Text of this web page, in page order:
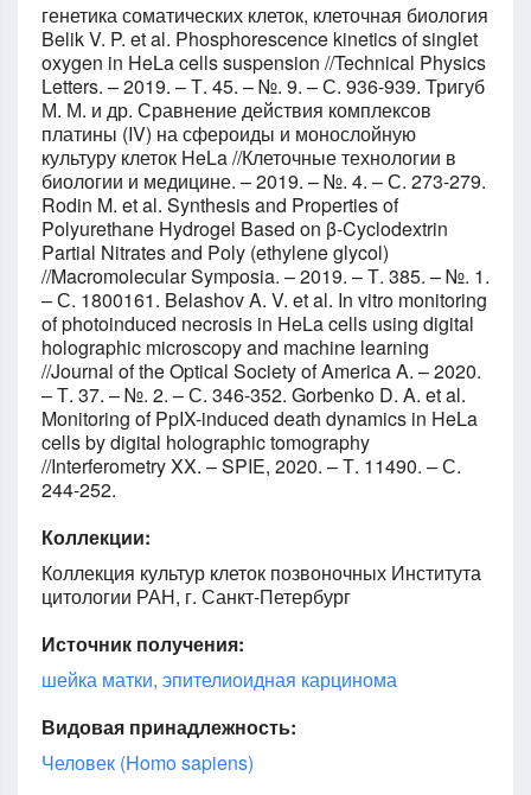
генетика соматических клеток, клеточная биология
Belik V. P. et al. Phosphorescence kinetics of singlet
oxygen in HeLa cells suspension //Technical Physics
Letters. – 2019. – Т. 45. – №. 9. – С. 936-939. Тригуб
М. М. и др. Сравнение действия комплексов
платины (IV) на сфероиды и монослойную
культуру клеток HeLa //Клеточные технологии в
биологии и медицине. – 2019. – №. 4. – С. 273-279.
Rodin M. et al. Synthesis and Properties of
Polyurethane Hydrogel Based on β‐Cyclodextrin
Partial Nitrates and Poly (ethylene glycol)
//Macromolecular Symposia. – 2019. – Т. 385. – №. 1.
– С. 1800161. Belashov A. V. et al. In vitro monitoring
of photoinduced necrosis in HeLa cells using digital
holographic microscopy and machine learning
//Journal of the Optical Society of America A. – 2020.
– Т. 37. – №. 2. – С. 346-352. Gorbenko D. A. et al.
Monitoring of PpIX-induced death dynamics in HeLa
cells by digital holographic tomography
//Interferometry XX. – SPIE, 2020. – Т. 11490. – С.
244-252.
Коллекции:
Коллекция культур клеток позвоночных Института
цитологии РАН, г. Санкт-Петербург
Источник получения:
шейка матки, эпителиоидная карцинома
Видовая принадлежность:
Человек (Homo sapiens)